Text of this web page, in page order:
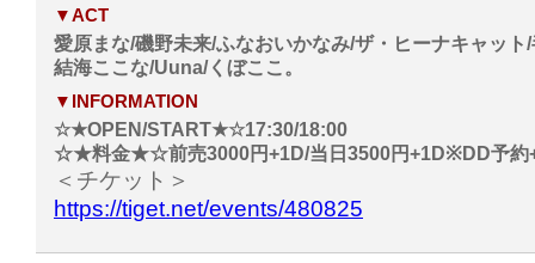
▼ACT
愛原まな/磯野未来/ふなおいかなみ/ザ・ヒーナキャット
結海ここな/Uuna/くぼここ。
▼INFORMATION
☆★OPEN/START★☆17:30/18:00
☆★料金★☆前売3000円+1D/当日3500円+1D※DD予約
＜チケット＞
https://tiget.net/events/480825